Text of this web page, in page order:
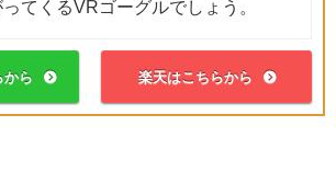
てくるVRゴーグルでしょう。
から 楽天はこちらから